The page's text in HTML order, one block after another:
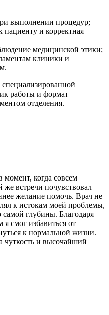
выполнении процедур;
и корректная
медицинской этики;
клиники и
работы и формат
отделения.
момент, когда совсем
встречи почувствовал
желание помочь. Врач не
к истокам моей проблемы,
самой глубины. Благодаря
смог избавиться от
к нормальной жизни.
чуткость и высочайший